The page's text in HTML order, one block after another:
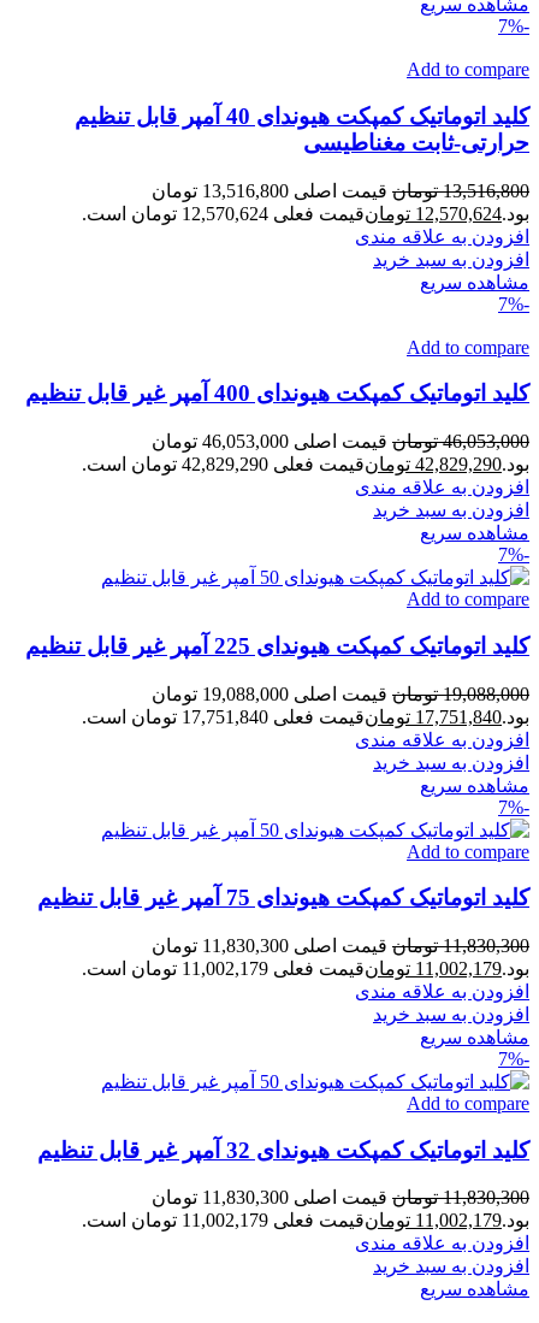
مشاهده سریع
-7%
Add to compare
کلید اتوماتیک کمپکت هیوندای 40 آمپر قابل تنظیم
حرارتی-ثابت مغناطیسی
13,516,800 تومان
قیمت اصلی 13,516,800 تومان
بود.12,570,624 تومانقیمت فعلی 12,570,624 تومان است.
افزودن به علاقه مندی
افزودن به سبد خرید
مشاهده سریع
-7%
Add to compare
کلید اتوماتیک کمپکت هیوندای 400 آمپر غیر قابل تنظیم
46,053,000 تومان
قیمت اصلی 46,053,000 تومان
بود.42,829,290 تومانقیمت فعلی 42,829,290 تومان است.
افزودن به علاقه مندی
افزودن به سبد خرید
مشاهده سریع
-7%
Add to compare
کلید اتوماتیک کمپکت هیوندای 225 آمپر غیر قابل تنظیم
19,088,000 تومان
قیمت اصلی 19,088,000 تومان
بود.17,751,840 تومانقیمت فعلی 17,751,840 تومان است.
افزودن به علاقه مندی
افزودن به سبد خرید
مشاهده سریع
-7%
Add to compare
کلید اتوماتیک کمپکت هیوندای 75 آمپر غیر قابل تنظیم
11,830,300 تومان
قیمت اصلی 11,830,300 تومان
بود.11,002,179 تومانقیمت فعلی 11,002,179 تومان است.
افزودن به علاقه مندی
افزودن به سبد خرید
مشاهده سریع
-7%
Add to compare
کلید اتوماتیک کمپکت هیوندای 32 آمپر غیر قابل تنظیم
11,830,300 تومان
قیمت اصلی 11,830,300 تومان
بود.11,002,179 تومانقیمت فعلی 11,002,179 تومان است.
افزودن به علاقه مندی
افزودن به سبد خرید
مشاهده سریع